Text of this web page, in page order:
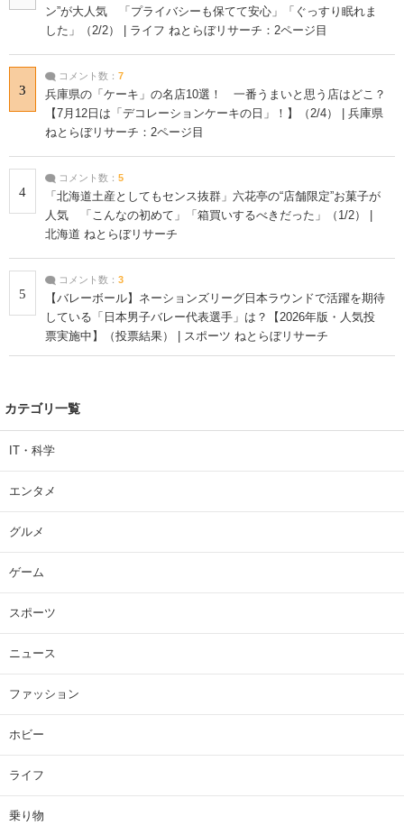
ン”が大人気 「プライバシーも保てて安心」「ぐっすり眠れま
した」（2/2） | ライフ ねとらぼリサーチ：2ページ目
3
コメント数： 7
兵庫県の「ケーキ」の名店10選！ 一番うまいと思う店はどこ？
【7月12日は「デコレーションケーキの日」！】（2/4） | 兵庫県
ねとらぼリサーチ：2ページ目
4
コメント数： 5
「北海道土産としてもセンス抜群」六花亭の“店舗限定”お菓子が
人気 「こんなの初めて」「箱買いするべきだった」（1/2） |
北海道 ねとらぼリサーチ
5
コメント数： 3
【バレーボール】ネーションズリーグ日本ラウンドで活躍を期待
している「日本男子バレー代表選手」は？【2026年版・人気投
票実施中】（投票結果） | スポーツ ねとらぼリサーチ
カテゴリ一覧
IT・科学
エンタメ
グルメ
ゲーム
スポーツ
ニュース
ファッション
ホビー
ライフ
乗り物